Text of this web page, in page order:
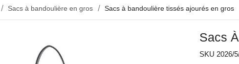
Sacs à bandoulière en gros Sacs à bandoulière tissés ajourés en gros
Sacs
SKU 2026/